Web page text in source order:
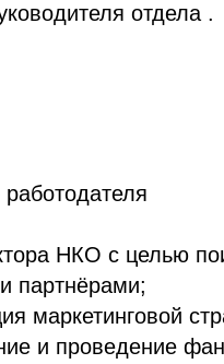
отдела .
НКО с целью
партнёрами;
маркетинговой
и проведение